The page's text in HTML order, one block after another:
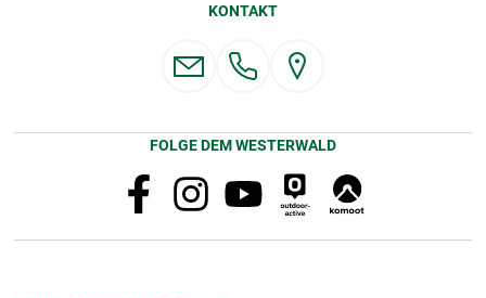
KONTAKT
FOLGE DEM WESTERWALD